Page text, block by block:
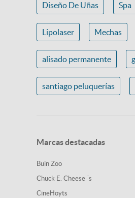
Diseño De Uñas Spa
Lipolaser Mechas
alisado permanente
santiago peluquerías
Marcas destacadas
Buin Zoo
Chuck E. Cheese ´s
CineHoyts